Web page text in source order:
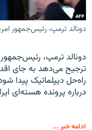
دونالد ترمپ، رئیس‌جمهور
دونالد ترمپ،
ترجیح می‌دهد به جای
راه‌حل دیپلماتیک پیدا
درباره پرونده هسته‌ای
ادامه خبر ...